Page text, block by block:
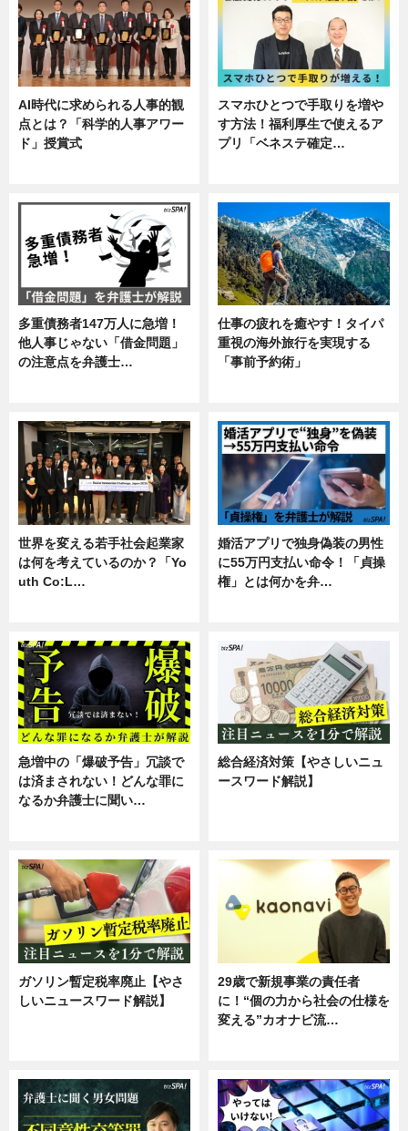
AI時代に求められる人事的観
点とは？「科学的人事アワー
ド」授賞式
スマホひとつで手取りを増や
す方法！福利厚生で使えるア
プリ「ベネステ確定…
多重債務者147万人に急増！
他人事じゃない「借金問題」
の注意点を弁護士…
仕事の疲れを癒やす！タイパ
重視の海外旅行を実現する
「事前予約術」
世界を変える若手社会起業家
は何を考えているのか？「Yo
uth Co:L…
婚活アプリで独身偽装の男性
に55万円支払い命令！「貞操
権」とは何かを弁…
急増中の「爆破予告」冗談で
は済まされない！どんな罪に
なるか弁護士に聞い…
総合経済対策【やさしいニュ
ースワード解説】
ガソリン暫定税率廃止【やさ
しいニュースワード解説】
29歳で新規事業の責任者
に！“個の力から社会の仕様を
変える”カオナビ流…